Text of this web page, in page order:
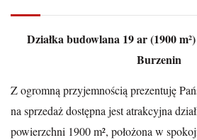
Działka budowlana 19 ar (1900
Burzenin
Z ogromną przyjemnością prezentuję
na sprzedaż dostępna jest atrakcyjna
powierzchni 1900 m², położona w